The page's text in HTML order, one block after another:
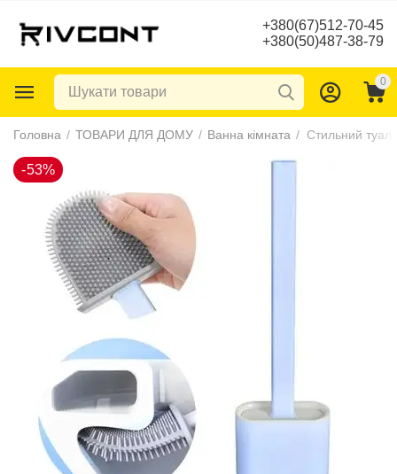
+380(67)512-70-45
+380(50)487-38-79
0
Головна / ТОВАРИ ДЛЯ ДОМУ / Ванна кімната /